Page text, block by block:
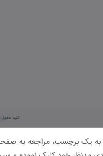
به یک برچسب، مراجعه به